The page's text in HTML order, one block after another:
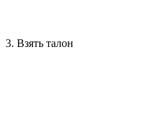
3. Взять талон